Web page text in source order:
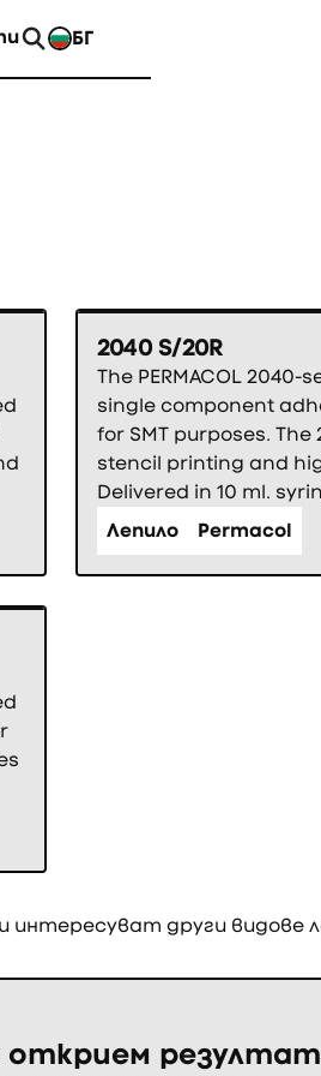
БГ
2040 S/20R
The PERMACOL
single component
for SMT purposes.
stencil printing and
Delivered in 10 ml.
Лепило
Permacol
интересуват други видове
открием